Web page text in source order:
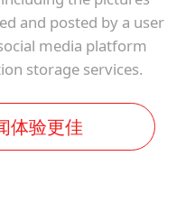
and posted by a user
media platform
storage services.
体验更佳